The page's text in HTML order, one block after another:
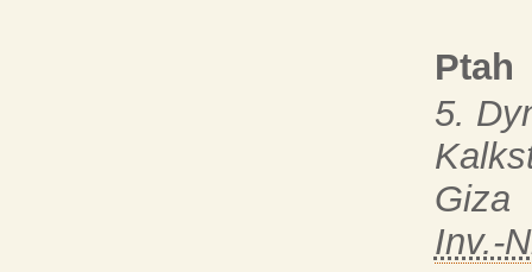
Ptah
5.
Giza
Inv.-